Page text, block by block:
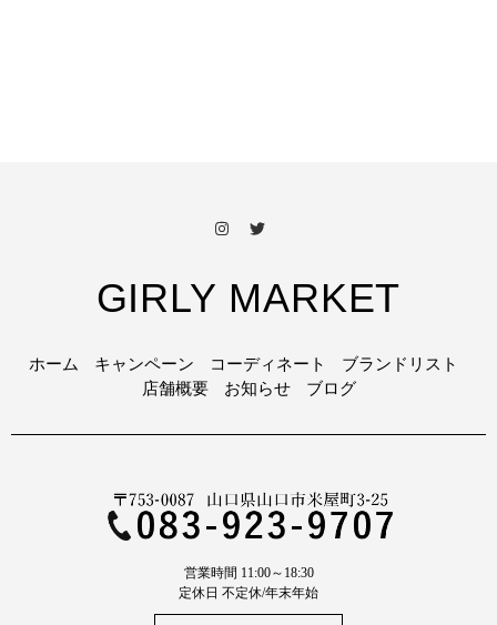
GIRLY MARKET
ホーム キャンペーン コーディネート
ブランドリスト
店舗概要
お知らせ ブログ
営業時間 11:00～18:30
定休日 不定休/年末年始